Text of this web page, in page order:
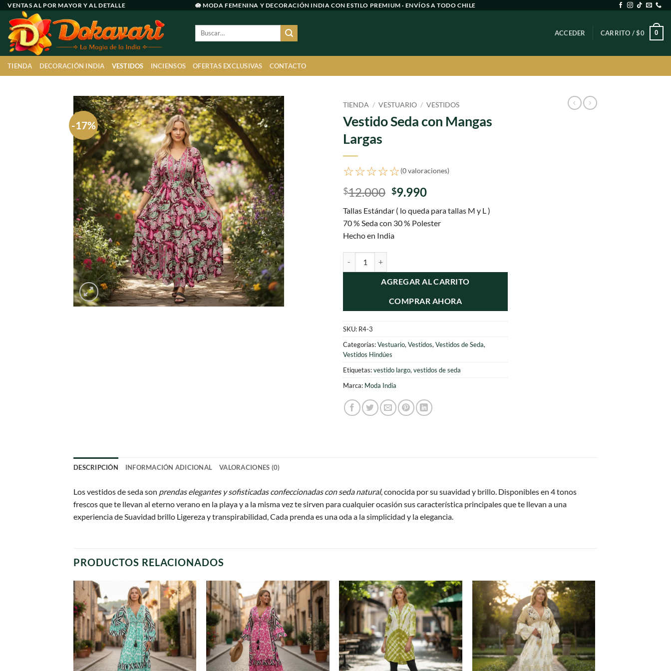
contenido
VENTAS AL POR MAYOR Y AL DETALLE 🪷 MODA FEMENINA Y DECORACIÓN INDIA CON ESTILO PREMIUM · ENVÍOS A TODO CHILE
Buscar
ACCEDER CARRITO /$0 0
TIENDA DECORACIÓN INDIA VESTIDOS INCIENSOS OFERTAS EXCLUSIVAS CONTACTO
-17%
Agregar
a
favoritos
TIENDA / VESTUARIO / VESTIDOS
Vestido Seda con Mangas
Largas
☆☆☆☆☆(0 valoraciones)
$12.000 El
original
era:
$12.000.
$9.990El
actual
es:
Tallas Estándar ( lo queda para tallas M y L )
70 % Seda con 30 % Polester
Hecho en India
AGREGAR AL CARRITO
COMPRAR AHORA
SKU: R4-3
Categorías:Vestuario,Vestidos,Vestidos de Seda,
Vestidos Hindúes
Etiquetas:vestido largo,vestidos de seda
Marca: Moda India
DESCRIPCIÓN INFORMACIÓN ADICIONAL VALORACIONES (0)
Los vestidos de seda son prendas elegantes y sofisticadas confeccionadas con seda natural, conocida por su suavidad y brillo. Disponibles en 4 tonos
frescos que te llevan al eterno verano en la playa y a la misma vez te sirven para cualquier ocasión sus característica principales que te llevan a una
experiencia de Suavidad brillo Ligereza y transpirabilidad, Cada prenda es una oda a la simplicidad y la elegancia.
PRODUCTOS RELACIONADOS
Agregar
a
favoritos
Agregar
a
favoritos
Agregar
a
favoritos
Agregar
a
favoritos